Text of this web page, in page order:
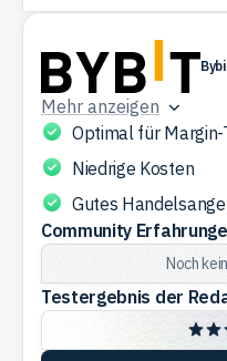
Mehr anzeigen
Optimal für Margin-
Niedrige Kosten
Gutes
Community
Erfahrungen
Community
Noch
Testergebnis der